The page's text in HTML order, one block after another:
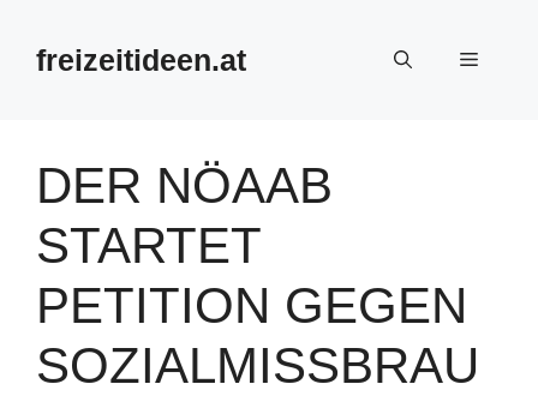
Inhalt
springenfreizeitideen.at Menü
DER NÖAAB
STARTET
PETITION GEGEN
SOZIALMISSBRAU